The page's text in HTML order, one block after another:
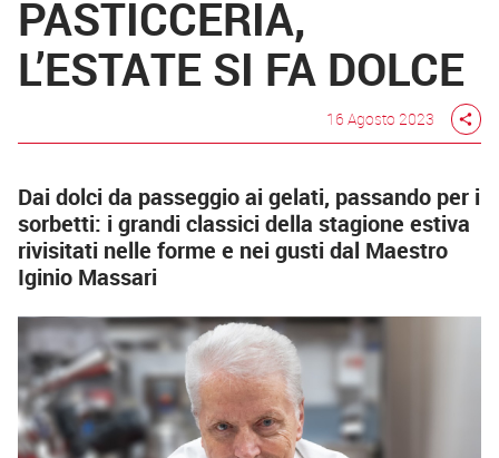
PASTICCERIA,
L’ESTATE SI FA DOLCE
16 Agosto 2023 share
Dai dolci da passeggio ai gelati, passando per i
sorbetti: i grandi classici della stagione estiva
rivisitati nelle forme e nei gusti dal Maestro
Iginio Massari